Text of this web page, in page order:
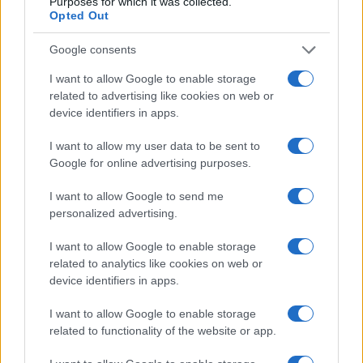
Opted Out
Google consents
I want to allow Google to enable storage
related to advertising like cookies on web or
device identifiers in apps.
I want to allow my user data to be sent to
Google for online advertising purposes.
I want to allow Google to send me
personalized advertising.
I want to allow Google to enable storage
related to analytics like cookies on web or
device identifiers in apps.
I want to allow Google to enable storage
related to functionality of the website or app.
Pátria Egyesület a Pestújhelyi Plébánia falán. Klebelsberg
kívánókat. 19 óra Adventi fények Pestújhelyi Közösségi Ház
A Szentendrei Kerámikusok Egyesületének kiállítása.
művészeti menedzsere. Az ünnep fényeit meggyújtja Kósa
hétköznap 10-20, szombaton 9-13 óráig. 18 óra Hastánc est
Újpalotai Közösségi Ház Az este folyamán a közösségi ház
hastáncosai látnak vendégül számos fővárosi és vidéki
tánccsoportot. A csodálatos zenék és táncok mellett keleti
ajándéktárgyakkal, hastáncos kellékekkel és teaházzal
várjuk a kedves vendégeket. Belépő elővételben: 500 Ft a
helyszínen: 600 Ft 19 óra N. A. Nyekraszov: Unalmas őszi
este Beregszászi Illyés Gyula Magyar Nemzeti Színház